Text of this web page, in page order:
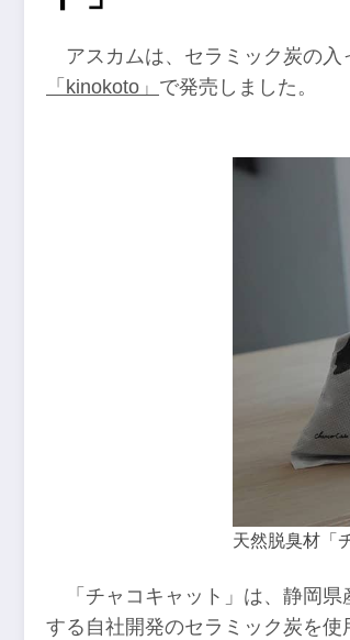
アスカムは、セラミック炭の
「kinokoto」 で発売しました。
天然脱臭材「
「チャコキャット」は、静岡
する自社開発のセラミック炭を